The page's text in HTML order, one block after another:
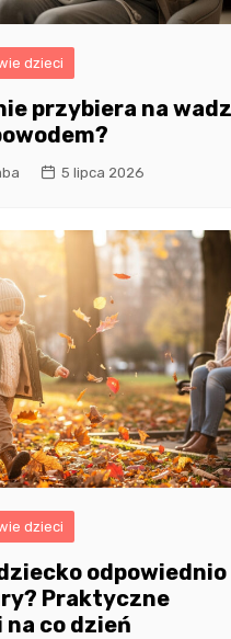
dzieci
przybiera na
5 lipca 2026
dzieci
odpowiednio
Praktyczne
co dzień